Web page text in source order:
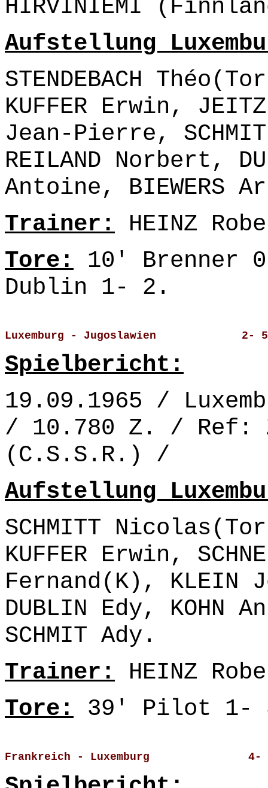
HIRVINIEMI
Aufstellung
STENDEBACH
KUFFER Erwin,
Jean-Pierre,
REILAND Norbert,
Antoine, BIEWERS
Trainer: HEINZ
Tore: 10' Brenner
Dublin 1- 2.
Luxemburg - Jugoslawien             2-
Spielbericht:
19.09.1965 /
/ 10.780 Z. / Ref:
(C.S.S.R.) /
Aufstellung
SCHMITT
KUFFER Erwin,
Fernand(K), KLEIN
DUBLIN Edy, KOHN
SCHMIT Ady.
Trainer: HEINZ
Tore: 39' Pilot 1-
Frankreich - Luxemburg               4-